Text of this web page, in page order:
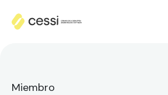
Miembro